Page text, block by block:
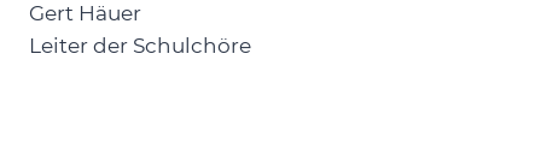
Gert Häuer
Leiter der Schulchöre